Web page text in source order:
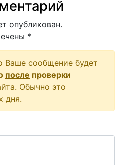
опубликован.
*
Ваше сообщение будет
после проверки
Обычно это
дня.